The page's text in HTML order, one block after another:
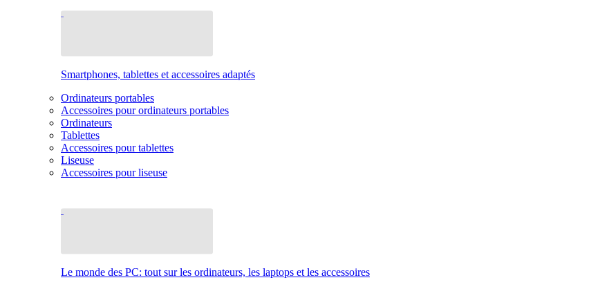
Smartphones, tablettes et accessoires adaptés
Ordinateurs portables
Accessoires pour ordinateurs portables
Ordinateurs
Tablettes
Accessoires pour tablettes
Liseuse
Accessoires pour liseuse
Le monde des PC: tout sur les ordinateurs, les laptops et les accessoires